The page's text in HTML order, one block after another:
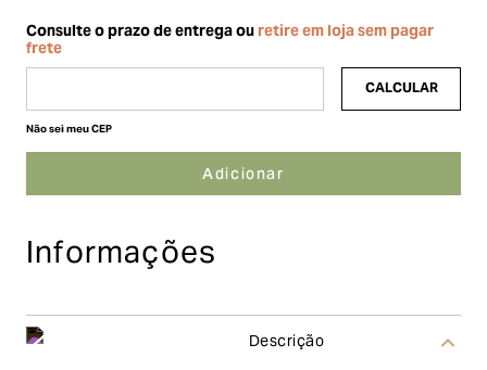
Não sei meu CEP
Informações
Descrição